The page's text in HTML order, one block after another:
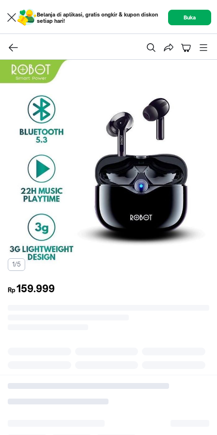
Belanja di aplikasi, gratis ongkir & kupon diskon
setiap hari!
Buka
1/5
Rp159.999